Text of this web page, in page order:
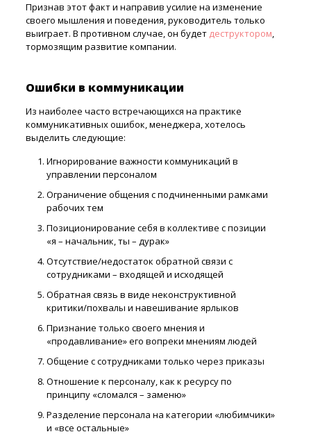
Признав этот факт и направив усилие на изменение
своего мышления и поведения, руководитель только
выиграет. В противном случае, он будет деструктором,
тормозящим развитие компании.
Ошибки в коммуникации
Из наиболее часто встречающихся на практике
коммуникативных ошибок, менеджера, хотелось
выделить следующие:
Игнорирование важности коммуникаций в
управлении персоналом
Ограничение общения с подчиненными рамками
рабочих тем
Позиционирование себя в коллективе с позиции
«я – начальник, ты – дурак»
Отсутствие/недостаток обратной связи с
сотрудниками – входящей и исходящей
Обратная связь в виде неконструктивной
критики/похвалы и навешивание ярлыков
Признание только своего мнения и
«продавливание» его вопреки мнениям людей
Общение с сотрудниками только через приказы
Отношение к персоналу, как к ресурсу по
принципу «сломался – заменю»
Разделение персонала на категории «любимчики»
и «все остальные»